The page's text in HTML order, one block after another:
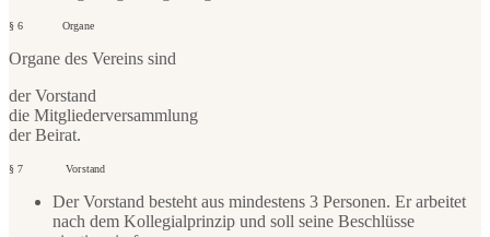
§ 6 Organe
Organe des Vereins sind
der Vorstand
die Mitgliederversammlung
der Beirat.
§ 7 Vorstand
Der Vorstand besteht aus mindestens 3 Personen. Er arbeitet
nach dem Kollegialprinzip und soll seine Beschlüsse